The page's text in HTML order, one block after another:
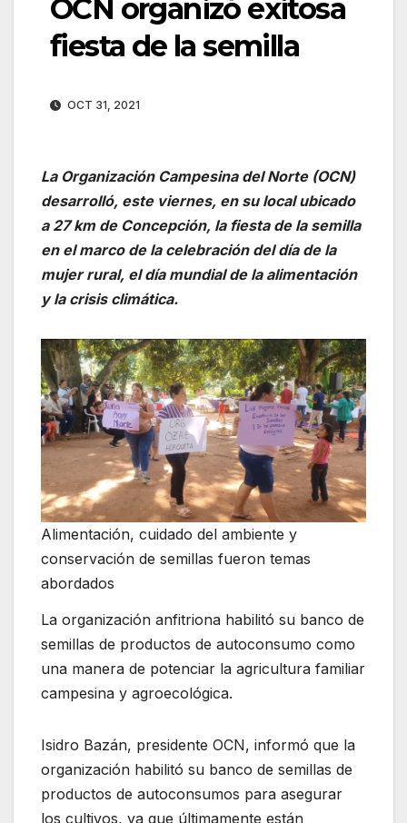
OCN organizó exitosa
fiesta de la semilla
OCT 31, 2021
La Organización Campesina del Norte (OCN)
desarrolló, este viernes, en su local ubicado
a 27 km de Concepción, la fiesta de la semilla
en el marco de la celebración del día de la
mujer rural, el día mundial de la alimentación
y la crisis climática.
Alimentación, cuidado del ambiente y
conservación de semillas fueron temas
abordados
La organización anfitriona habilitó su banco de
semillas de productos de autoconsumo como
una manera de potenciar la agricultura familiar
campesina y agroecológica.
Isidro Bazán, presidente OCN, informó que la
organización habilitó su banco de semillas de
productos de autoconsumos para asegurar
los cultivos, ya que últimamente están